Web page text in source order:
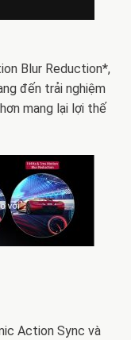
Blur Reduction*,
đến trải nghiệm
mang lại lợi thế
Action Sync và